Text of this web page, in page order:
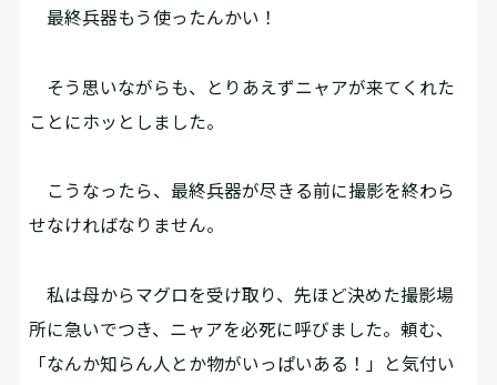
――最終兵器もう使ったんかい！
そう思いながらも、とりあえずニャアが来てくれた
ことにホッとしました。
こうなったら、最終兵器が尽きる前に撮影を終わら
せなければなりません。
私は母からマグロを受け取り、先ほど決めた撮影場
所に急いでつき、ニャアを必死に呼びました。頼む、
「なんか知らん人とか物がいっぱいある！」と気付い